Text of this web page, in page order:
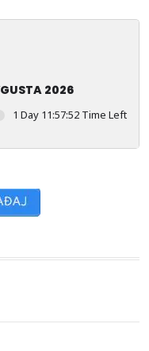
2026
1 Day 11:57:51 Time Left